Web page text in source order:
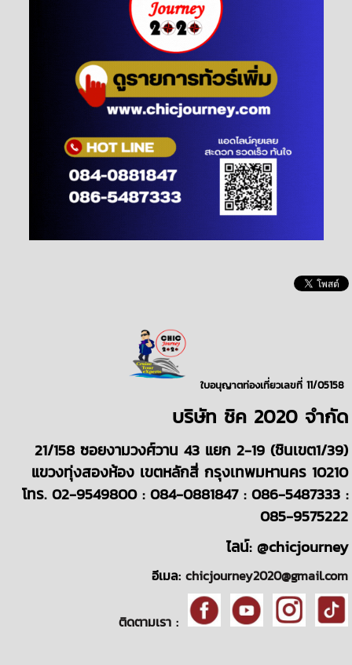
ใบอนุญาตท่องเที่ยวเลขที่ 11/05158
บริษัท ชิค 2020 จำกัด
21/158 ซอยงามวงศ์วาน 43 แยก 2-19 (ชินเขต1/39)
แขวงทุ่งสองห้อง เขตหลักสี่ กรุงเทพมหานคร 10210
โทร. 02-9549800 : 084-0881847 : 086-5487333 :
085-9575222
ไลน์: @chicjourney
อีเมล: chicjourney2020@gmail.com
ติดตามเรา :